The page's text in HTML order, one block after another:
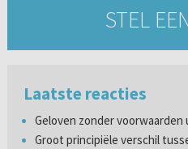
STEL
Laatste reacties
Geloven zonder voorwaarden
Groot principiële verschil